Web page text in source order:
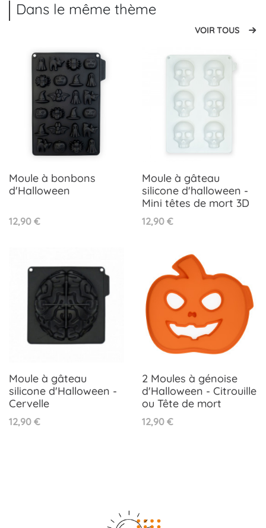
Dans le même thème
VOIR TOUS
Moule à bonbons
d'Halloween
Prix
12,90 €
Moule à gâteau
silicone d'halloween -
Mini têtes de mort 3D
Prix
12,90 €
Moule à gâteau
silicone d'Halloween -
Cervelle
Prix
12,90 €
2 Moules à génoise
d'Halloween - Citrouille
ou Tête de mort
Prix
12,90 €